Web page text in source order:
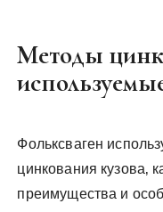
Методы
Фольксваген
цинкования кузова‚
преимущества и